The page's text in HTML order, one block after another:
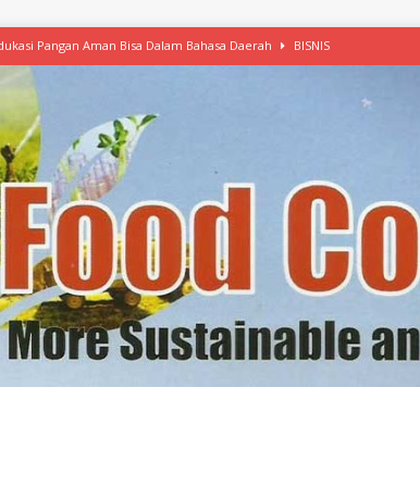
Pangan Aman Bisa Dalam Bahasa Daerah BISNIS
Mulai Ekspansi, IKEA dan MSC Dukung Seafood Berkelanjutan
Free Versi Healthy Choice, Tepung Talas Kimpul Pilihan Menu Sehat
Latih Olah Singkong, KKN Universitas Lampung Kenalkan Sosmocaf
Makanan dengan McCormick, Ciptakan Raksasa Rp1.100 Triliun